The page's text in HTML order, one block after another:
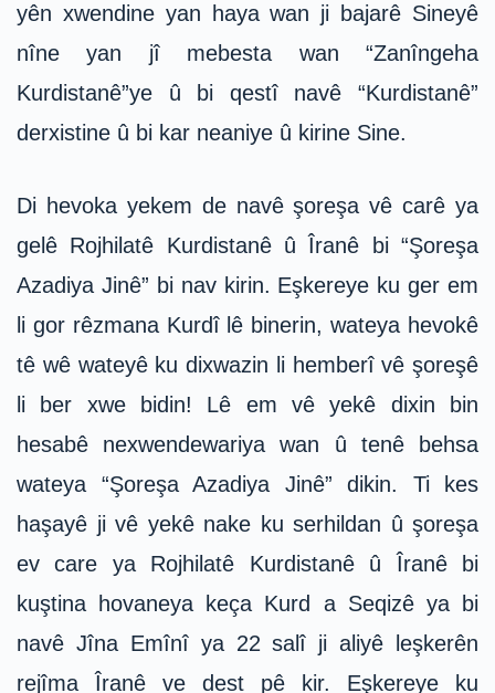
yên xwendine yan haya wan ji bajarê Sineyê
nîne yan jî mebesta wan “Zanîngeha
Kurdistanê”ye û bi qestî navê “Kurdistanê”
derxistine û bi kar neaniye û kirine Sine.
Di hevoka yekem de navê şoreşa vê carê ya
gelê Rojhilatê Kurdistanê û Îranê bi “Şoreşa
Azadiya Jinê” bi nav kirin. Eşkereye ku ger em
li gor rêzmana Kurdî lê binerin, wateya hevokê
tê wê wateyê ku dixwazin li hemberî vê şoreşê
li ber xwe bidin! Lê em vê yekê dixin bin
hesabê nexwendewariya wan û tenê behsa
wateya “Şoreşa Azadiya Jinê” dikin. Ti kes
haşayê ji vê yekê nake ku serhildan û şoreşa
ev care ya Rojhilatê Kurdistanê û Îranê bi
kuştina hovaneya keça Kurd a Seqizê ya bi
navê Jîna Emînî ya 22 salî ji aliyê leşkerên
rejîma Îranê ve dest pê kir. Eşkereye ku